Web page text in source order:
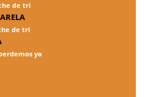
de tri
de tri
ya